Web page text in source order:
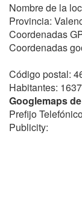
Nombre de la
Provincia:
Coordenadas
Coordenadas
Código postal:
Habitantes: 1637
Googlemaps
Prefijo
Publicity: